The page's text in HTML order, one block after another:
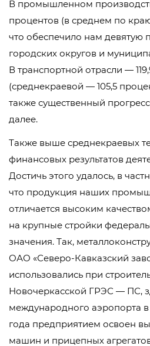
В промышленном
процентов (в среднем по
что обеспечило нам девятую
городских округов и
В транспортной отрасли —
(среднекраевой — 105,5
также существенный прогресс
далее.
Также выше среднекраевых
финансовых результатов
Достичь этого удалось, в
что продукция наших
отличается высоким
на крупные стройки
значения. Так,
ОАО «Северо-Кавказский
использовались при
Новочеркасской ГРЭС — ПС,
международного аэропорта
года предприятием освоен
машин и прицепных